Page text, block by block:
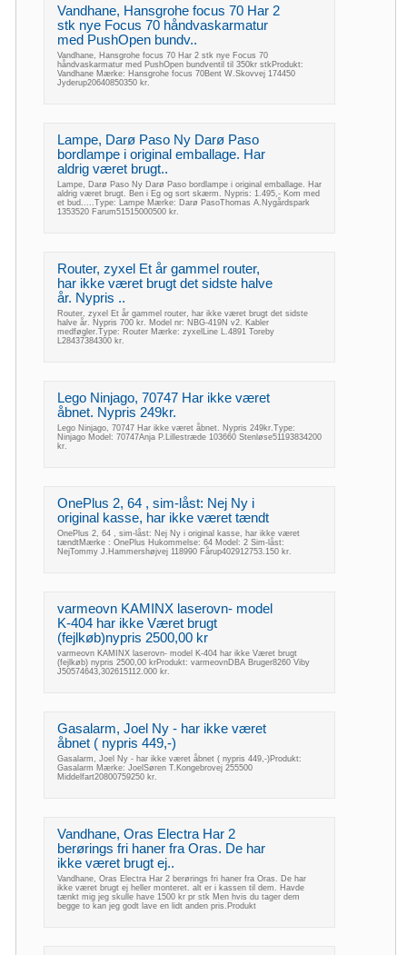
Vandhane, Hansgrohe focus 70 Har 2
stk nye Focus 70 håndvaskarmatur
med PushOpen bundv..
Vandhane, Hansgrohe focus 70 Har 2 stk nye Focus 70
håndvaskarmatur med PushOpen bundventil til 350kr stkProdukt:
Vandhane Mærke: Hansgrohe focus 70Bent W.Skovvej 174450
Jyderup20640850350 kr.
Lampe, Darø Paso Ny Darø Paso
bordlampe i original emballage. Har
aldrig været brugt..
Lampe, Darø Paso Ny Darø Paso bordlampe i original emballage. Har
aldrig været brugt. Ben i Eg og sort skærm. Nypris: 1.495,- Kom med
et bud.....Type: Lampe Mærke: Darø PasoThomas A.Nygårdspark
1353520 Farum51515000500 kr.
Router, zyxel Et år gammel router,
har ikke været brugt det sidste halve
år. Nypris ..
Router, zyxel Et år gammel router, har ikke været brugt det sidste
halve år. Nypris 700 kr. Model nr: NBG-419N v2. Kabler
medføgler.Type: Router Mærke: zyxelLine L.4891 Toreby
L28437384300 kr.
Lego Ninjago, 70747 Har ikke været
åbnet. Nypris 249kr.
Lego Ninjago, 70747 Har ikke været åbnet. Nypris 249kr.Type:
Ninjago Model: 70747Anja P.Lillestræde 103660 Stenløse51193834200
kr.
OnePlus 2, 64 , sim-låst: Nej Ny i
original kasse, har ikke været tændt
OnePlus 2, 64 , sim-låst: Nej Ny i original kasse, har ikke været
tændtMærke : OnePlus Hukommelse: 64 Model: 2 Sim-låst:
NejTommy J.Hammershøjvej 118990 Fårup402912753.150 kr.
varmeovn KAMINX laserovn- model
K-404 har ikke Været brugt
(fejlkøb)nypris 2500,00 kr
varmeovn KAMINX laserovn- model K-404 har ikke Været brugt
(fejlkøb) nypris 2500,00 krProdukt: varmeovnDBA Bruger8260 Viby
J50574643,302615112.000 kr.
Gasalarm, Joel Ny - har ikke været
åbnet ( nypris 449,-)
Gasalarm, Joel Ny - har ikke været åbnet ( nypris 449,-)Produkt:
Gasalarm Mærke: JoelSøren T.Kongebrovej 255500
Middelfart20800759250 kr.
Vandhane, Oras Electra Har 2
berørings fri haner fra Oras. De har
ikke været brugt ej..
Vandhane, Oras Electra Har 2 berørings fri haner fra Oras. De har
ikke været brugt ej heller monteret. alt er i kassen til dem. Havde
tænkt mig jeg skulle have 1500 kr pr stk Men hvis du tager dem
begge to kan jeg godt lave en lidt anden pris.Produkt